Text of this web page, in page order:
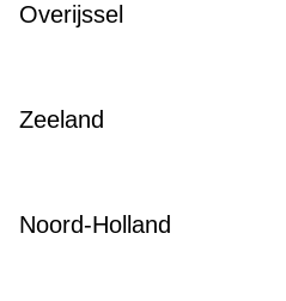
Overijssel
Zeeland
Noord-Holland